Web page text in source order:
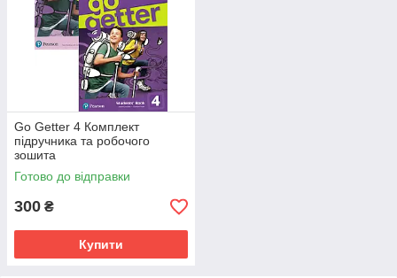
Go Getter 4 Комплект
підручника та робочого
зошита
Готово до відправки
300 ₴
Купити